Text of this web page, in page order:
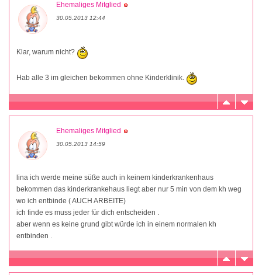
Ehemaliges Mitglied
30.05.2013 12:44
Klar, warum nicht?
Hab alle 3 im gleichen bekommen ohne Kinderklinik.
Ehemaliges Mitglied
30.05.2013 14:59
lina ich werde meine süße auch in keinem kinderkrankenhaus
bekommen das kinderkrankehaus liegt aber nur 5 min von dem kh weg
wo ich entbinde ( AUCH ARBEITE)
ich finde es muss jeder für dich entscheiden .
aber wenn es keine grund gibt würde ich in einem normalen kh
entbinden .